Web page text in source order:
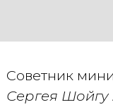
Советник
Сергея Шойгу